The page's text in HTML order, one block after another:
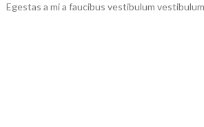
Egestas a mi a faucibus vestibulum